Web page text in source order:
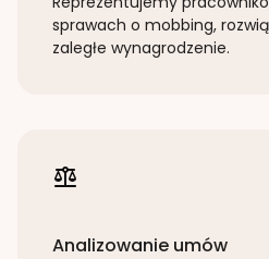
sprawach o mobbing,
zaległe wynagrodzenie.
Analizowanie umów